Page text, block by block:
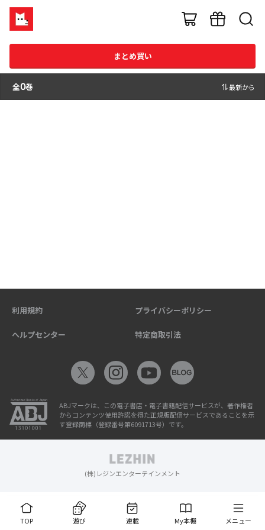
まとめ買い
全0巻 最新から
TOP 遊び 連載 My本棚 メニュー
利用規約 プライバシーポリシー
ヘルプセンター 特定商取引法
ABJマークは、この電子書店・電子書籍配信サービスが、著作権者
からコンテンツ使用許諾を得た正規版配信サービスであることを示
す登録商標（登録番号第6091713号）です。
(株)レジンエンターテインメント